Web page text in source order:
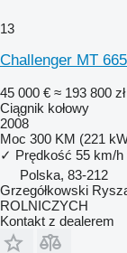
13
Challenger MT
45 000 € ≈ 193 800 zł
Ciągnik kołowy
2008
Moc 300 KM (221
✓ Prędkość 55 km/h
Polska, 83-212
Grzegółkowski
ROLNICZYCH
Kontakt z dealerem